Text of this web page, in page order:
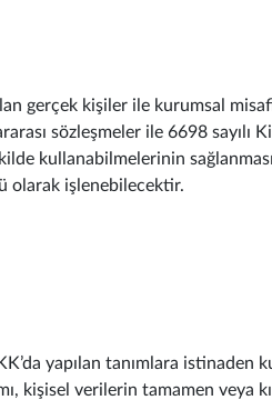
gerçek kişiler ile kurumsal
sözleşmeler ile 6698 sayılı
kullanabilmelerinin sağlanması
olarak işlenebilecektir.
yapılan tanımlara istinaden
kişisel verilerin tamamen veya